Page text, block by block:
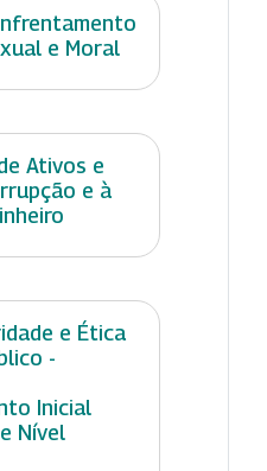
e Moral
Ativos e
e à
e Ética
-
Inicial
Nível